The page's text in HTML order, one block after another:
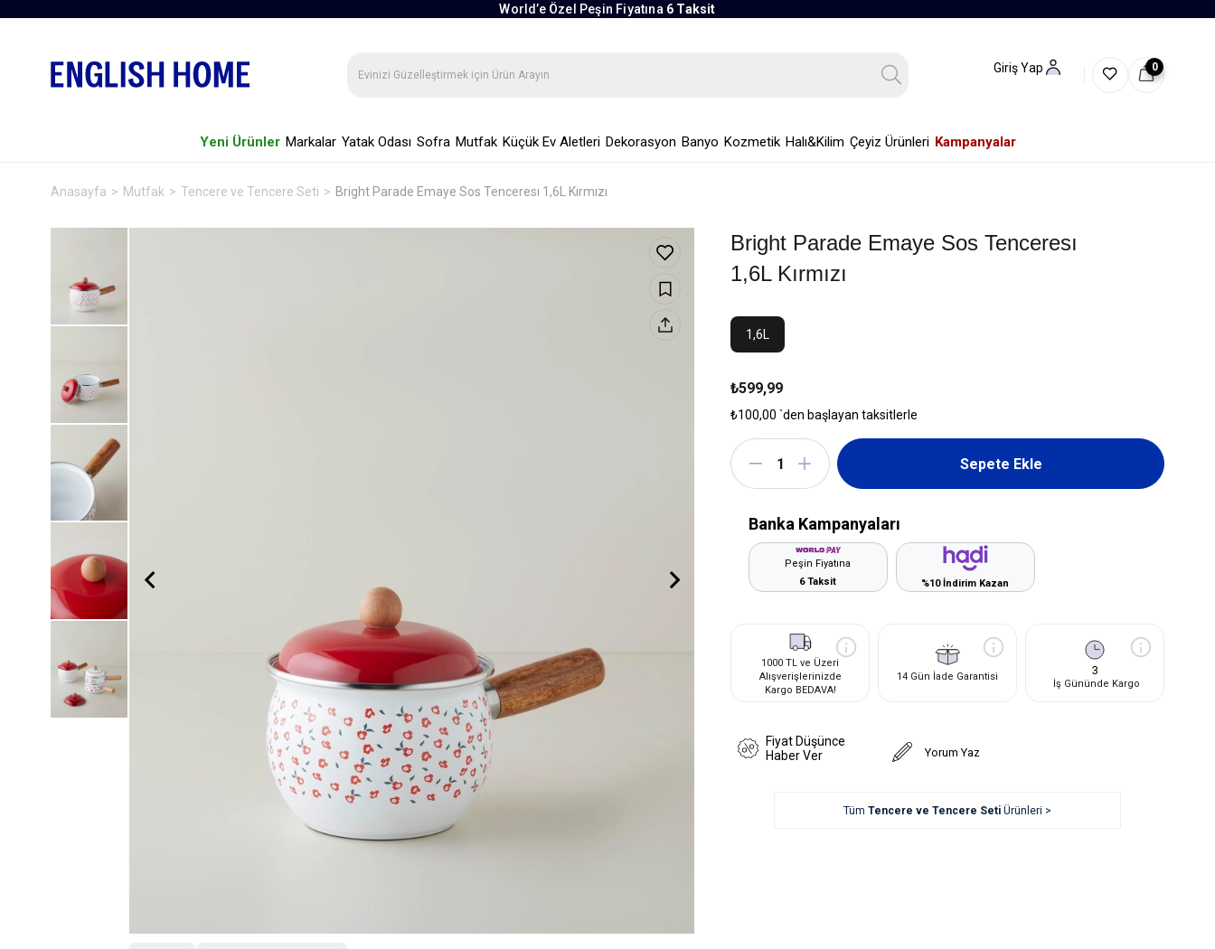
World’e Özel Peşin Fiyatına 6 Taksit
Giriş Yap 0
Yeni Ürünler Markalar Yatak Odası Sofra Mutfak Küçük Ev Aletleri Dekorasyon Banyo Kozmetik Halı&Kilim Çeyiz Ürünleri Kampanyalar
Anasayfa Mutfak Tencere ve Tencere Seti Bright Parade Emaye Sos Tenceresı 1,6L Kırmızı
Bright Parade Emaye Sos Tenceresı
1,6L Kırmızı
1,6L
₺599,99
₺100,00 `den başlayan taksitlerle
Banka Kampanyaları
Peşin Fiyatına
6 Taksit
%10 İndirim Kazan
1000 TL ve Üzeri
Alışverişlerinizde
Kargo BEDAVA!
14 Gün İade Garantisi 3
İş Gününde Kargo
Fiyat Düşünce
Haber Ver
Yorum Yaz
Tüm Tencere ve Tencere Seti Ürünleri >